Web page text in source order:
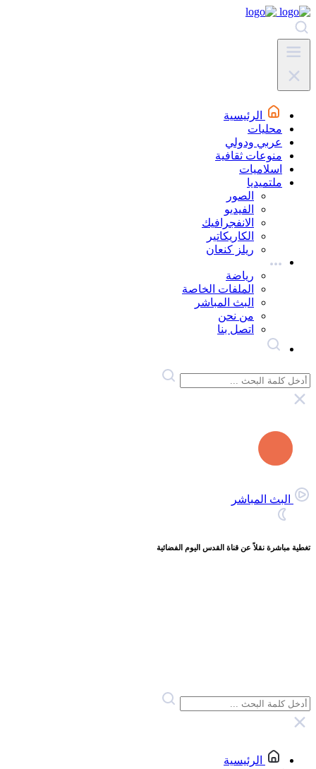
الرئيسية
محليات
عربي ودولي
منوعات ثقافية
اسلاميات
ملتميديا
الصور
الفيديو
الانفجرافيك
الكاريكاتير
ريلز كنعان
رياضة
الملفات الخاصة
البث المباشر
من نحن
اتصل بنا
البث المباشر
تغطية مباشرة نقلاً عن قناة القدس اليوم الفضائية
الرئيسية